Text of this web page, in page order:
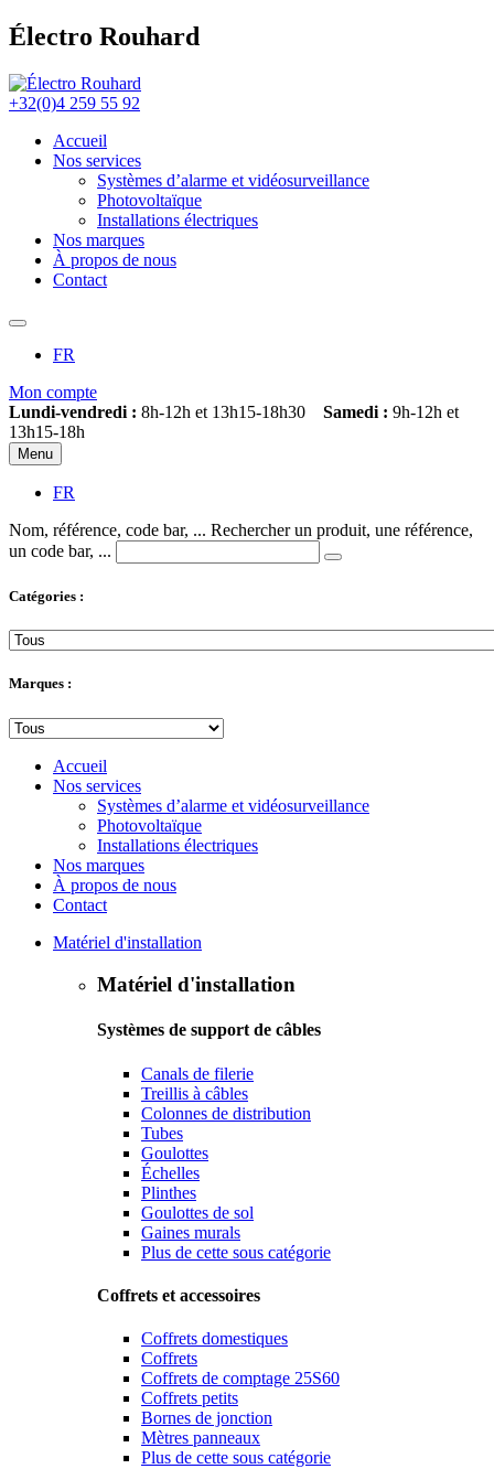
Électro Rouhard
+32(0)4 259 55 92
Accueil
Nos services
Systèmes d’alarme et vidéosurveillance
Photovoltaïque
Installations électriques
Nos marques
À propos de nous
Contact
FR
Mon compte
Lundi-vendredi : 8h-12h et 13h15-18h30 Samedi : 9h-12h et
13h15-18h
Menu
FR
Nom, référence, code bar, ... Rechercher un produit, une référence,
un code bar, ...
Catégories :
Marques :
Accueil
Nos services
Systèmes d’alarme et vidéosurveillance
Photovoltaïque
Installations électriques
Nos marques
À propos de nous
Contact
Matériel d'installation
Matériel d'installation
Systèmes de support de câbles
Canals de filerie
Treillis à câbles
Colonnes de distribution
Tubes
Goulottes
Échelles
Plinthes
Goulottes de sol
Gaines murals
Plus de cette sous catégorie
Coffrets et accessoires
Coffrets domestiques
Coffrets
Coffrets de comptage 25S60
Coffrets petits
Bornes de jonction
Mètres panneaux
Plus de cette sous catégorie